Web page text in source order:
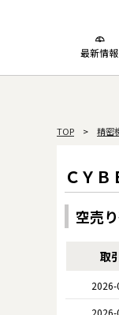
最新情報
TOP > 精密
ＣＹ
空売
取